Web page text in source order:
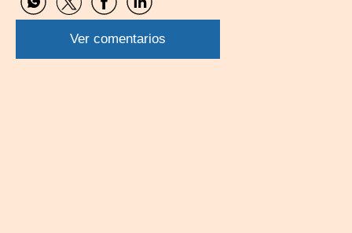
Compartir
por
WhatsApp
Compartir
por
Twitter
Compartir
por
Facebook
Compartir
por
Linkedin
Ver comentarios